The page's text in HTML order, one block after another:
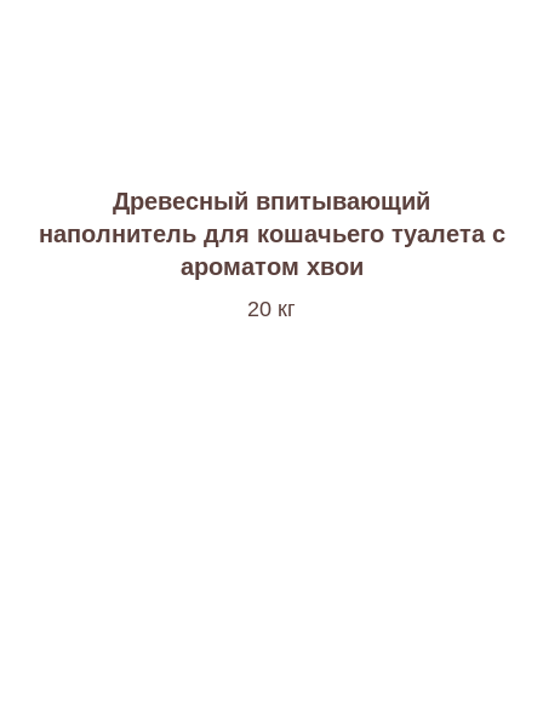
Древесный впитывающий
наполнитель для кошачьего туалета с
ароматом хвои
20 кг